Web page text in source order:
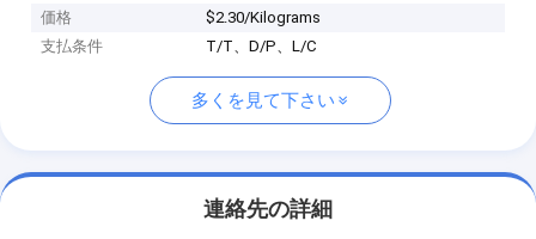
価格
$2.30/Kilograms
支払条件
T/T、D/P、L/C
多くを見て下さい
連絡先の詳細